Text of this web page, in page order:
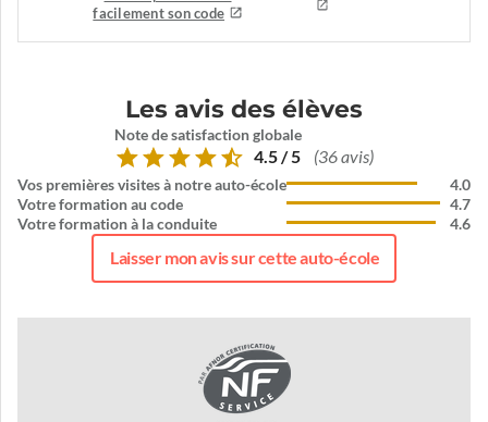
facilement son code
Les avis des élèves
Note de satisfaction globale
4.5 / 5 (36 avis)
Vos premières visites à notre auto-école
Votre formation au code
Votre formation à la conduite
4.0
4.7
4.6
Laisser mon avis sur cette auto-école